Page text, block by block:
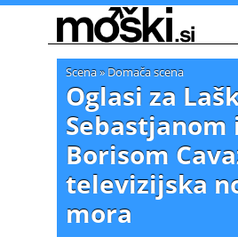
Scena» Domača scena
Oglasi za
Sebastjanom
Borisom
televizijska
mora